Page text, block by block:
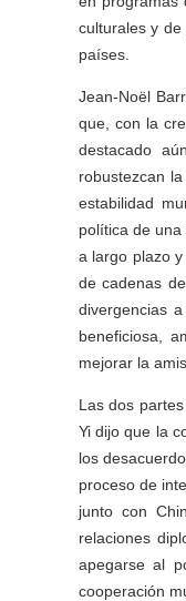
culturales y
países.
Jean-Noël
que, con la
destacado
robustezcan
estabilidad
política de
a largo plazo
de cadenas
divergencias
beneficiosa,
mejorar la
Las dos
Yi dijo que la
los
proceso de
junto con
relaciones
apegarse al
cooperación